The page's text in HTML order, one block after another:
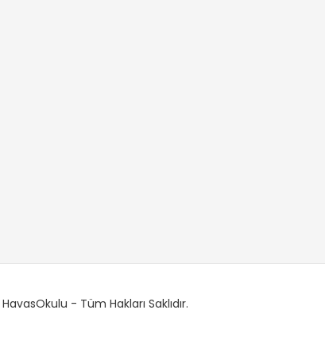
- Tüm Hakları Saklıdır.